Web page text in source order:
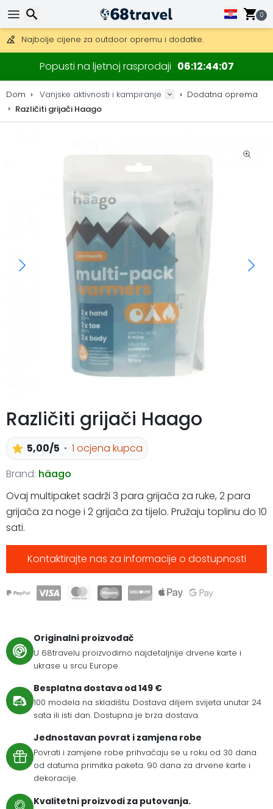
0
Mogućnost slanja DHL Expressom (dostava unutar 24 sata)
30 dana za povrat, 90 dana za drvene karte i dekoracije.
Najbolje cijene za outdoor opremu i dodatke.
Popusti na ljetnoj rasprodaji 06124407
Dom Vanjske aktivnosti i kampiranje
Dodatna oprema
Različiti grijači Haago
Različiti grijači Haago
5,00/5
1 ocjena kupca
Brand: häago
Ovaj multipaket sadrži 3 para grijača za ruke, 2 para
grijača za noge i 2 grijača za tijelo. Pružaju toplinu do 10
sati.
Kontaktirajte nas za informacije o dostupnosti
Originalni proizvođač
U 68travelu proizvodimo najdetaljnije drvene karte i
ukrase u srcu Europe.
Besplatna dostava od 149 €
100 modela na skladištu. Dostava diljem svijeta unutar 24
sata ili isti dan. Dostupna je brza dostava.
Jednostavan povrat i zamjena robe
Povrati i zamjene robe prihvaćaju se u roku od 30 dana
od datuma primitka paketa. 90 dana za drvene karte i
dekoracije.
Kvalitetni proizvodi za putovanja.
Traži